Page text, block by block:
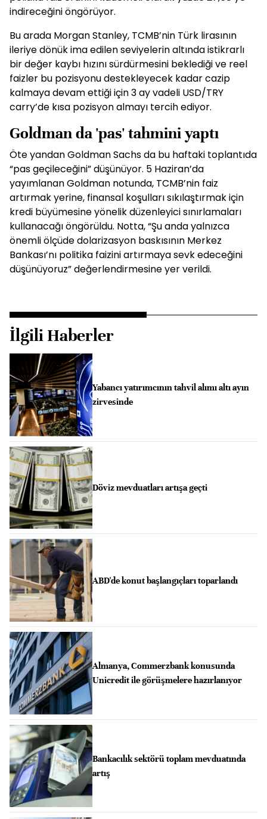
indireceğini öngörüyor.
Bu arada Morgan Stanley, TCMB’nin Türk lirasının
ileriye dönük ima edilen seviyelerin altında istikrarlı
bir değer kaybı hızını sürdürmesini beklediği ve reel
faizler bu pozisyonu destekleyecek kadar cazip
kalmaya devam ettiği için 3 ay vadeli USD/TRY
carry’de kısa pozisyon almayı tercih ediyor.
Goldman da 'pas' tahmini yaptı
Öte yandan Goldman Sachs da bu haftaki toplantıda
“pas geçileceğini” düşünüyor. 5 Haziran’da
yayımlanan Goldman notunda, TCMB’nin faiz
artırmak yerine, finansal koşulları sıkılaştırmak için
kredi büyümesine yönelik düzenleyici sınırlamaları
kullanacağı öngörüldu. Notta, “Şu anda yalnızca
önemli ölçüde dolarizasyon baskısının Merkez
Bankası’nı politika faizini artırmaya sevk edeceğini
düşünüyoruz” değerlendirmesine yer verildi.
İlgili Haberler
Yabancı yatırımcının tahvil alımı altı ayın
zirvesinde
Döviz mevduatları artışa geçti
ABD'de konut başlangıçları toparlandı
Almanya, Commerzbank konusunda
Unicredit ile görüşmelere hazırlanıyor
Bankacılık sektörü toplam mevduatında
artış